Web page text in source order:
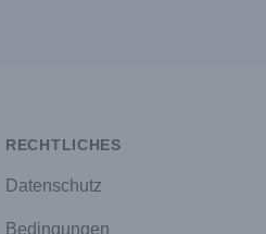
RECHTLICHES
Datenschutz
Bedingungen